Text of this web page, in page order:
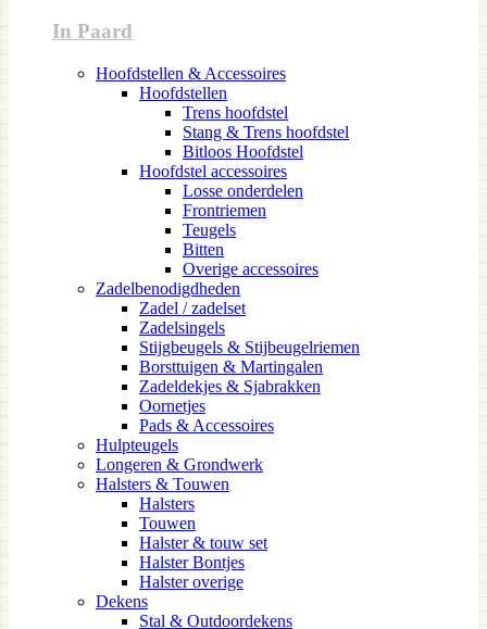
In Paard
Hoofdstellen & Accessoires
Hoofdstellen
Trens hoofdstel
Stang & Trens hoofdstel
Bitloos Hoofdstel
Hoofdstel accessoires
Losse onderdelen
Frontriemen
Teugels
Bitten
Overige accessoires
Zadelbenodigdheden
Zadel / zadelset
Zadelsingels
Stijgbeugels & Stijbeugelriemen
Borsttuigen & Martingalen
Zadeldekjes & Sjabrakken
Oornetjes
Pads & Accessoires
Hulpteugels
Longeren & Grondwerk
Halsters & Touwen
Halsters
Touwen
Halster & touw set
Halster Bontjes
Halster overige
Dekens
Stal & Outdoordekens